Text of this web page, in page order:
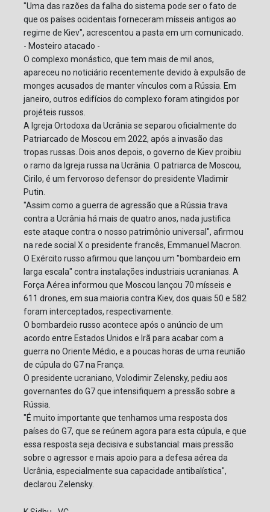
"Uma das razões da falha do sistema pode ser o fato de
que os países ocidentais forneceram mísseis antigos ao
regime de Kiev", acrescentou a pasta em um comunicado.
- Mosteiro atacado -
O complexo monástico, que tem mais de mil anos,
apareceu no noticiário recentemente devido à expulsão de
monges acusados de manter vínculos com a Rússia. Em
janeiro, outros edifícios do complexo foram atingidos por
projéteis russos.
A Igreja Ortodoxa da Ucrânia se separou oficialmente do
Patriarcado de Moscou em 2022, após a invasão das
tropas russas. Dois anos depois, o governo de Kiev proibiu
o ramo da Igreja russa na Ucrânia. O patriarca de Moscou,
Cirilo, é um fervoroso defensor do presidente Vladimir
Putin.
"Assim como a guerra de agressão que a Rússia trava
contra a Ucrânia há mais de quatro anos, nada justifica
este ataque contra o nosso patrimônio universal", afirmou
na rede social X o presidente francês, Emmanuel Macron.
O Exército russo afirmou que lançou um "bombardeio em
larga escala" contra instalações industriais ucranianas. A
Força Aérea informou que Moscou lançou 70 mísseis e
611 drones, em sua maioria contra Kiev, dos quais 50 e 582
foram interceptados, respectivamente.
O bombardeio russo acontece após o anúncio de um
acordo entre Estados Unidos e Irã para acabar com a
guerra no Oriente Médio, e a poucas horas de uma reunião
de cúpula do G7 na França.
O presidente ucraniano, Volodimir Zelensky, pediu aos
governantes do G7 que intensifiquem a pressão sobre a
Rússia.
"É muito importante que tenhamos uma resposta dos
países do G7, que se reúnem agora para esta cúpula, e que
essa resposta seja decisiva e substancial: mais pressão
sobre o agressor e mais apoio para a defesa aérea da
Ucrânia, especialmente sua capacidade antibalística",
declarou Zelensky.